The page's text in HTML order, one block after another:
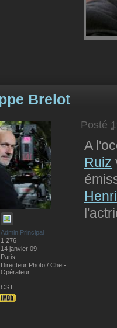
Brelot
Admin Principal
1 276
14 janvier 09
Paris
Directeur Photo / Chef-
Opérateur
CST
Posté
A
Ruiz